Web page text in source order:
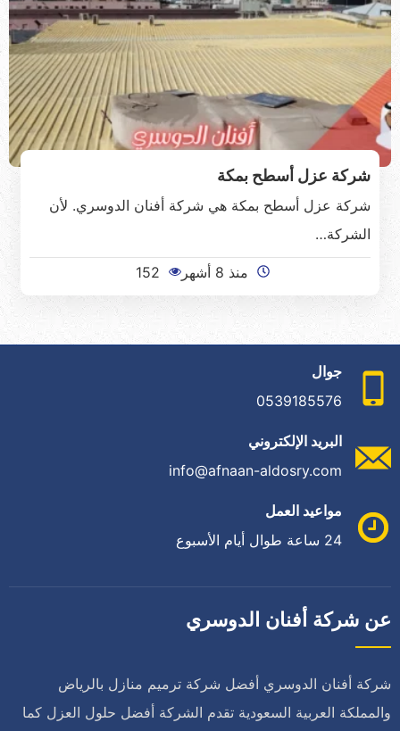
شركة عزل أسطح بمكة
شركة عزل أسطح بمكة هي شركة أفنان الدوسري. لأن
الشركة…
منذ 8 أشهر 152
جوال
0539185576
البريد الإلكتروني
info@afnaan-aldosry.com
مواعيد العمل
24 ساعة طوال أيام الأسبوع
عن شركة أفنان الدوسري
شركة أفنان الدوسري أفضل شركة ترميم منازل بالرياض
والمملكة العربية السعودية تقدم الشركة أفضل حلول العزل كما